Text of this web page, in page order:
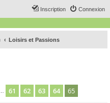
Connexion
Inscription
Loisirs et Passions
65
61 62 63 64 65